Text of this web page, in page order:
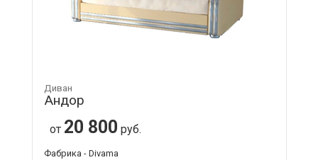
Диван
Андор
от 20 800 руб.
Фабрика - Divama